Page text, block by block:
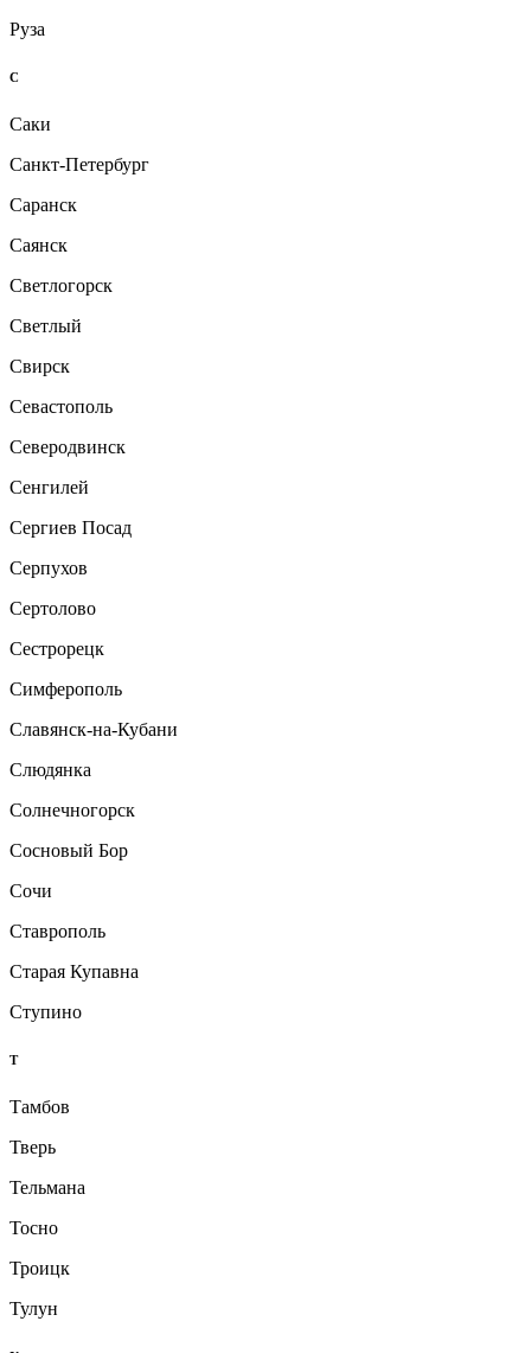
Руза
С
Саки
Санкт-Петербург
Саранск
Саянск
Светлогорск
Светлый
Свирск
Севастополь
Северодвинск
Сенгилей
Сергиев Посад
Серпухов
Сертолово
Сестрорецк
Симферополь
Славянск-на-Кубани
Слюдянка
Солнечногорск
Сосновый Бор
Сочи
Ставрополь
Старая Купавна
Ступино
Т
Тамбов
Тверь
Тельмана
Тосно
Троицк
Тулун